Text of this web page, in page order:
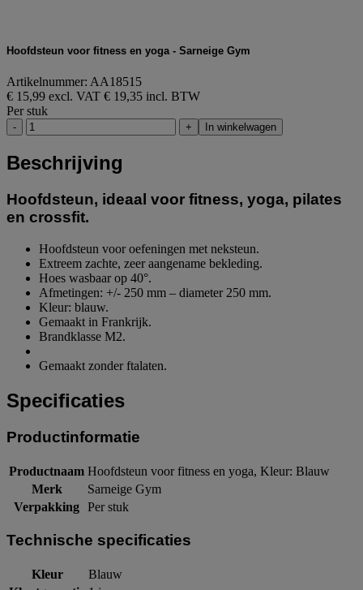
Hoofdsteun voor fitness en yoga - Sarneige Gym
Artikelnummer: AA18515
€ 15,99 excl. VAT € 19,35 incl. BTW
Per stuk
- + In winkelwagen
Beschrijving
Hoofdsteun, ideaal voor fitness, yoga, pilates
en crossfit.
Hoofdsteun voor oefeningen met neksteun.
Extreem zachte, zeer aangename bekleding.
Hoes wasbaar op 40°.
Afmetingen: +/- 250 mm – diameter 250 mm.
Kleur: blauw.
Gemaakt in Frankrijk.
Brandklasse M2.
Gemaakt zonder ftalaten.
Specificaties
Productinformatie
Productnaam Hoofdsteun voor fitness en yoga, Kleur: Blauw
Merk
Sarneige Gym
Verpakking Per stuk
Technische specificaties
Kleur
Blauw